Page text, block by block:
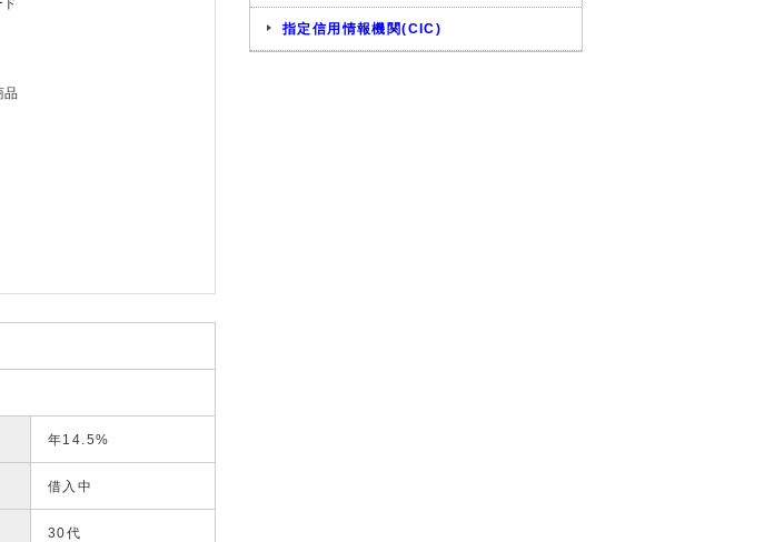
年14.5%
借入中
30代
指定信用情報機関(CIC)